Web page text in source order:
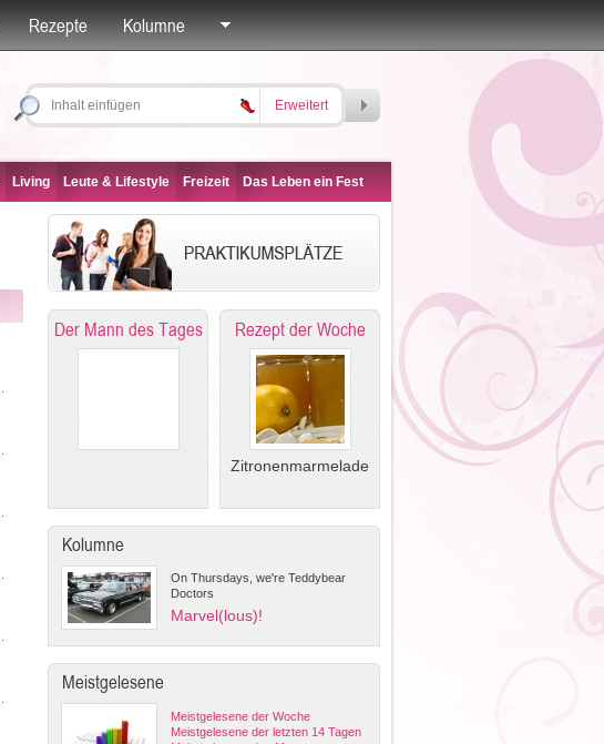
Rezepte Kolumne
Erweitert
Living Leute & Lifestyle Freizeit Das Leben ein Fest
Der Mann des Tages Rezept der Woche
Zitronenmarmelade
Kolumne
On Thursdays, we're Teddybear
Doctors
Marvel(lous)!
Meistgelesene
Meistgelesene der Woche
Meistgelesene der letzten 14 Tagen